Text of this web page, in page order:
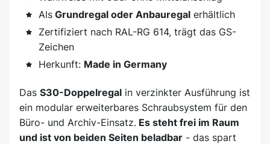
Als Grundregal oder Anbauregal erhältlich
Zertifiziert nach RAL-RG 614, trägt das GS-
Zeichen
Herkunft: Made in Germany
Das S30-Doppelregal in verzinkter Ausführung ist
ein modular erweiterbares Schraubsystem für den
Büro- und Archiv-Einsatz. Es steht frei im Raum
und ist von beiden Seiten beladbar - das spart